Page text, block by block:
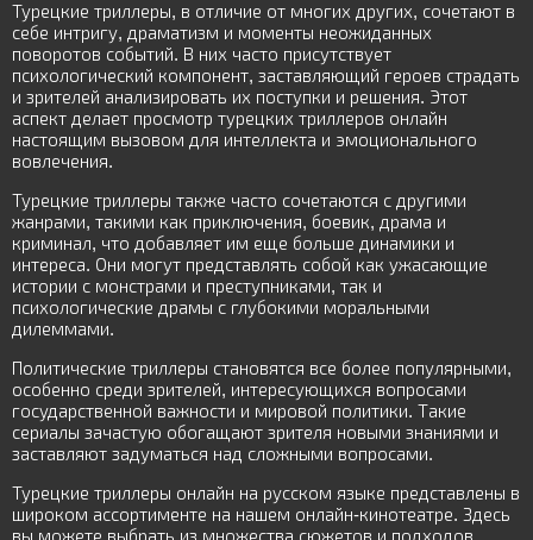
Турецкие триллеры, в отличие от многих других, сочетают в
себе интригу, драматизм и моменты неожиданных
поворотов событий. В них часто присутствует
психологический компонент, заставляющий героев страдать
и зрителей анализировать их поступки и решения. Этот
аспект делает просмотр турецких триллеров онлайн
настоящим вызовом для интеллекта и эмоционального
вовлечения.
Турецкие триллеры также часто сочетаются с другими
жанрами, такими как приключения, боевик, драма и
криминал, что добавляет им еще больше динамики и
интереса. Они могут представлять собой как ужасающие
истории с монстрами и преступниками, так и
психологические драмы с глубокими моральными
дилеммами.
Политические триллеры становятся все более популярными,
особенно среди зрителей, интересующихся вопросами
государственной важности и мировой политики. Такие
сериалы зачастую обогащают зрителя новыми знаниями и
заставляют задуматься над сложными вопросами.
Турецкие триллеры онлайн на русском языке представлены в
широком ассортименте на нашем онлайн-кинотеатре. Здесь
вы можете выбрать из множества сюжетов и подходов,